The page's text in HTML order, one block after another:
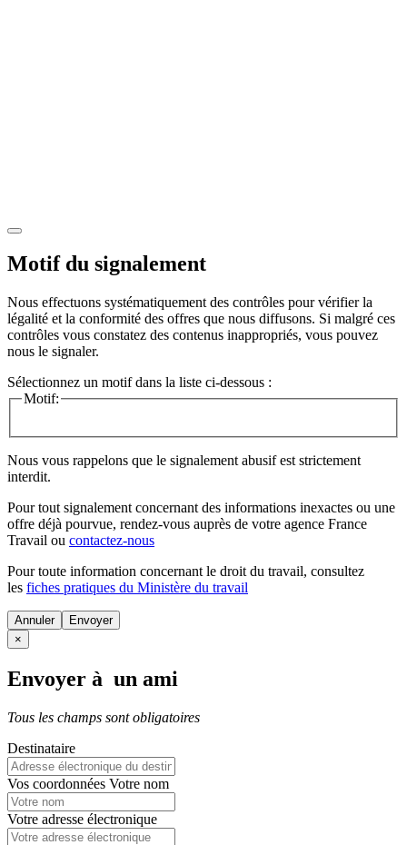
Motif du signalement
Nous effectuons systématiquement des contrôles pour vérifier la
légalité et la conformité des offres que nous diffusons. Si malgré ces
contrôles vous constatez des contenus inappropriés, vous pouvez
nous le signaler.
Sélectionnez un motif dans la liste ci-dessous :
Motif:
Nous vous rappelons que le signalement abusif est strictement
interdit.
Pour tout signalement concernant des informations inexactes ou une
offre déjà pourvue, rendez-vous auprès de votre agence France
Travail ou contactez-nous
Pour toute information concernant le droit du travail, consultez
les fiches pratiques du Ministère du travail
Annuler
×
Envoyer à un ami
Tous les champs sont obligatoires
Destinataire
Vos coordonnées Votre nom
Votre adresse électronique